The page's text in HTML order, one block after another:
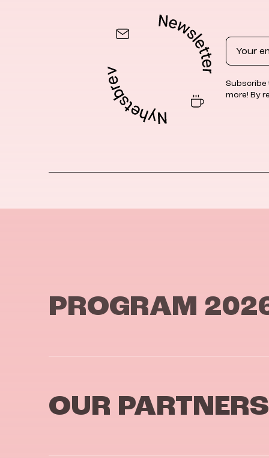
Email
Subscribe
more! By
PROGRAM
OUR PARTNERS